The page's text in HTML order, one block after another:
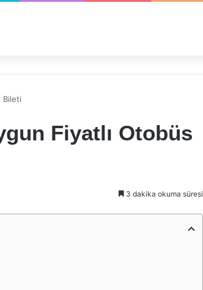
Bileti
Fiyatlı Otobüs
3 dakika okuma süresi